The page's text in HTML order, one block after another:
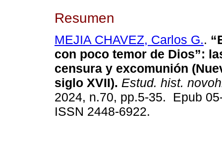
Resumen
MEJIA CHAVEZ, Carlos G..
con poco temor de Dios”:
censura y excomunión
siglo XVII). Estud. hist.
2024, n.70, pp.5-35. Epub
ISSN 2448-6922.